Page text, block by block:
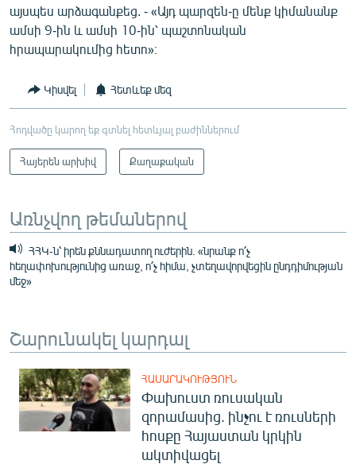
այսպես արձագանքեց. - «Այդ պարզեն-ը մենք կիմանանք
ամսի 9-ին և ամսի 10-ին՝ պաշտոնական
հրապարակումից հետո»։
Կիսվել Հետևեք մեզ
Հոդվածը կարող եք գտնել հետևյալ բաժիններում
Հայերեն արխիվ Քաղաքական
Առնչվող թեմաներով
ՀՀԿ-ն՝ իրեն քննադատող ուժերին. «նրանք ո՛չ
հեղափոխությունից առաջ, ո՛չ հիմա, չտեղավորվեցին ընդդիմության
մեջ»
Շարունակել կարդալ
ՀԱՍԱՐԱԿՈՒԹՅՈՒՆ
Փախուստ ռուսական
զորամասից. ինչու է ռուսների
հոսքը Հայաստան կրկին
ակտիվացել